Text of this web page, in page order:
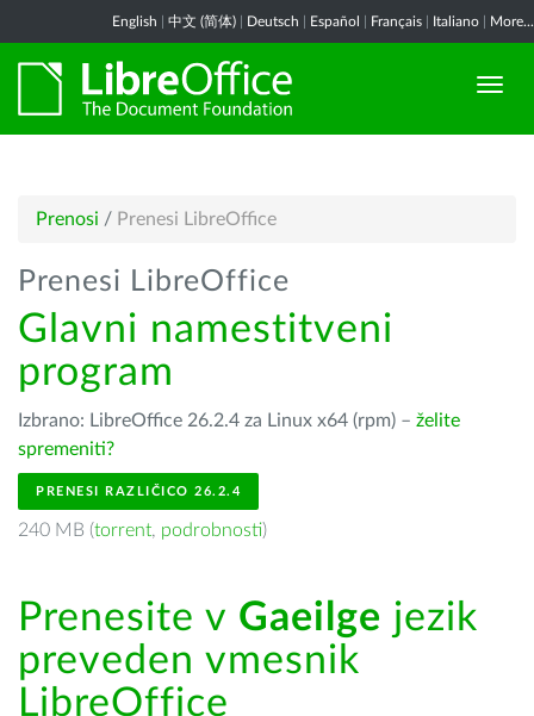
English 中文 (简体) Deutsch Español Français Italiano More...
Prenosi / Prenesi LibreOffice
Prenesi LibreOffice
Glavni namestitveni
program
Izbrano: LibreOffice 26.2.4 za Linux x64 (rpm) – želite
spremeniti?
PRENESI RAZLIČICO 26.2.4
240 MB (torrent, podrobnosti)
Prenesite v Gaeilge jezik
preveden vmesnik
LibreOffice